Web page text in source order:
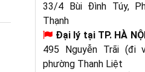
33/4 Bùi Đình Túy,
Thạnh
Đại lý tại TP. HÀ
495 Nguyễn Trãi (đi
phường Thanh Liệt